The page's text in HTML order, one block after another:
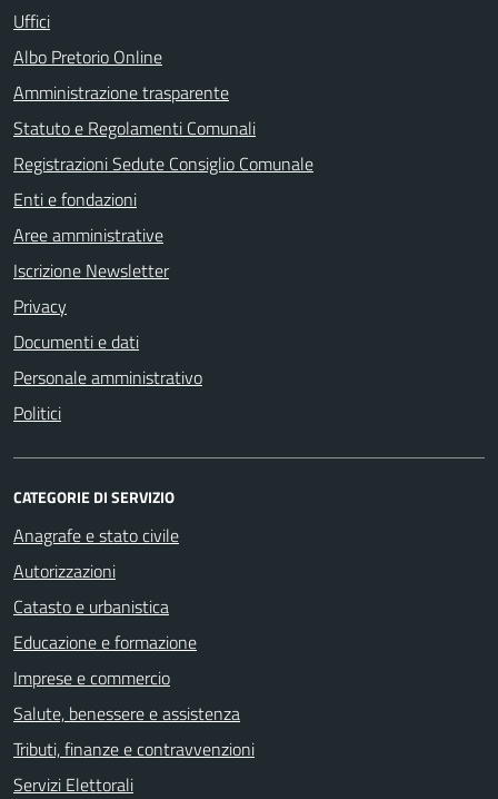
Uffici
Albo Pretorio Online
Amministrazione trasparente
Statuto e Regolamenti Comunali
Registrazioni Sedute Consiglio Comunale
Enti e fondazioni
Aree amministrative
Iscrizione Newsletter
Privacy
Documenti e dati
Personale amministrativo
Politici
CATEGORIE DI SERVIZIO
Anagrafe e stato civile
Autorizzazioni
Catasto e urbanistica
Educazione e formazione
Imprese e commercio
Salute, benessere e assistenza
Tributi, finanze e contravvenzioni
Servizi Elettorali